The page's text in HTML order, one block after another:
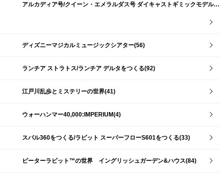
アルカディア号/クイーン・エメラルダス号 ダイキャストギミックモデルをつくる(159)
ディズニーマジカルミュージックシアター(56)
ランチア ストラトス/ランチア デルタをつくる(92)
江戸川乱歩とミステリーの世界(41)
ウォーハンマー40,000:IMPERIUM(4)
スバル360をつくる/ラビット スーパーフローS601をつくる(33)
ピーターラビット™の世界 イングリッシュガーデン&ハウス(84)